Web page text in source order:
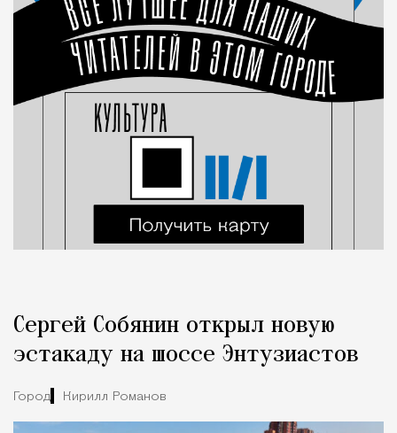
Сергей Собянин открыл новую
эстакаду на шоссе Энтузиастов
Город Кирилл Романов